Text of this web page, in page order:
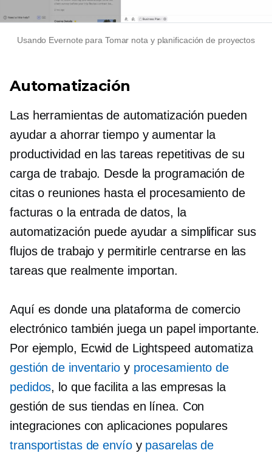
Usando Evernote para Tomar nota y planificación de proyectos
Automatización
Las herramientas de automatización pueden
ayudar a ahorrar tiempo y aumentar la
productividad en las tareas repetitivas de su
carga de trabajo. Desde la programación de
citas o reuniones hasta el procesamiento de
facturas o la entrada de datos, la
automatización puede ayudar a simplificar sus
flujos de trabajo y permitirle centrarse en las
tareas que realmente importan.
Aquí es donde una plataforma de comercio
electrónico también juega un papel importante.
Por ejemplo, Ecwid de Lightspeed automatiza
gestión de inventarioy procesamiento de
pedidos, lo que facilita a las empresas la
gestión de sus tiendas en línea. Con
integraciones con aplicaciones populares
transportistas de envíoy pasarelas de